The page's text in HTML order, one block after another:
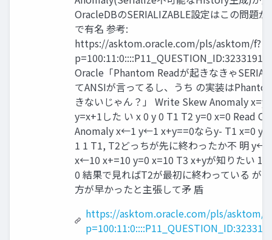
OracleDBのSERIALIZABLE設定はこの問題
で有名 参考:
https://asktom.oracle.com/pls/asktom/f?
Oracle「Phantom Readが起きなきゃ
てANSIが言ってるし、うち の実装は
きないじゃん？」 Write Skew Anomaly
y=x+1した い x 0 y 0 T1 T2 y=0 x=0 Read
Anomaly x←1 y←1 x+y==0ならy- T1 x=0
1 1 T1, T2どっちが先に終わったか不 明
x←10 x+=10 y=0 x=10 T3 x+yが知りたい 10
0 結果で見ればT2が最初に終わっている が
方が早かったと主張して矛 盾
https://asktom.oracle.com/pls/asktom/f?